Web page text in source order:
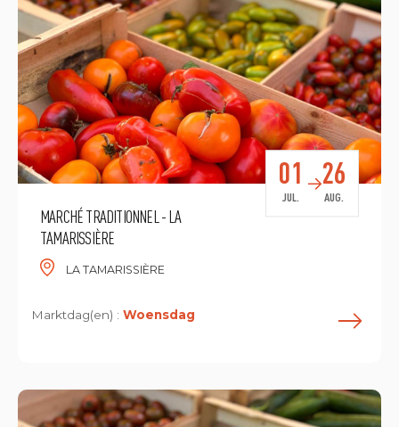
MARCHÉ TRADITIONNEL - LA
TAMARISSIÈRE
LA TAMARISSIÈRE
01
JUL.
26
AUG.
Marktdag(en) : Woensdag